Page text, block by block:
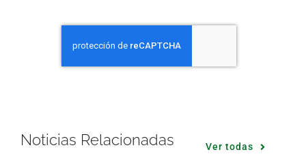
Noticias Relacionadas Ver todas